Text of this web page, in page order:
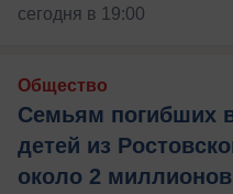
сегодня в 19:00
Общество
Семьям погибших
детей из
около 2